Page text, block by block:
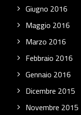
Giugno 2016
Maggio 2016
Marzo 2016
Febbraio 2016
Gennaio 2016
Dicembre 2015
Novembre 2015